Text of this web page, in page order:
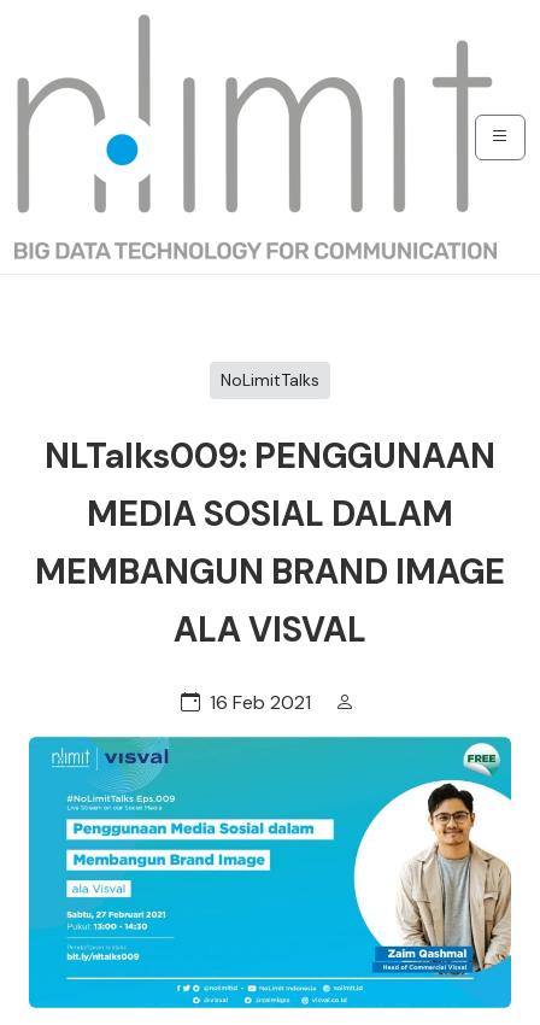
NoLimitTalks
NLTalks009: PENGGUNAAN
MEDIA SOSIAL DALAM
MEMBANGUN BRAND IMAGE
ALA VISVAL
16 Feb 2021